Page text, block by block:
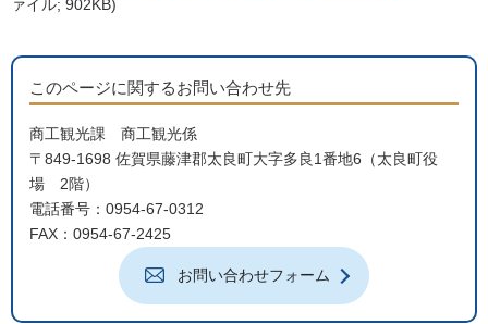
ァイル; 902KB)
このページに関するお問い合わせ先
商工観光課 商工観光係
〒849-1698 佐賀県藤津郡太良町大字多良1番地6（太良町役
場 2階）
電話番号：0954-67-0312
FAX：0954-67-2425
お問い合わせフォーム